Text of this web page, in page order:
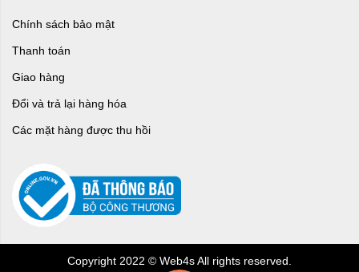
Chính sách bảo mật
Thanh toán
Giao hàng
Đổi và trả lại hàng hóa
Các mặt hàng được thu hồi
Copyright 2022 © Web4s All rights reserved.